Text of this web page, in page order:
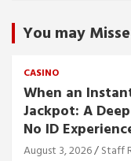
You may
CASINO
When an
Jackpot: A
No ID
August 3, 2026 Staff